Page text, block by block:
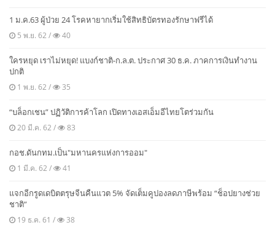
1 ม.ค.63 ผู้ป่วย 24 โรคหายากเริ่มใช้สิทธิบัตรทองรักษาฟรีได้
5 พ.ย. 62 / 40
ใครหยุด เราไม่หยุด! แบงก์ชาติ-ก.ล.ต. ประกาศ 30 ธ.ค. ภาคการเงินทำงาน
ปกติ
1 พ.ย. 62 / 35
“บล็อกเชน” ปฏิวัติการค้าโลก เปิดทางเอสเอ็มอีไทยโตร่วมกัน
20 มี.ค. 62 / 83
กอช.ดันกทม.เป็น"มหานครแห่งการออม"
1 มี.ค. 62 / 41
แจกอีกรูดเดบิตตรุษจีนคืนแวต 5% จัดเต็มคูปองลดภาษีพร้อม “ช็อปยางช่วย
ชาติ”
19 ธ.ค. 61 / 38